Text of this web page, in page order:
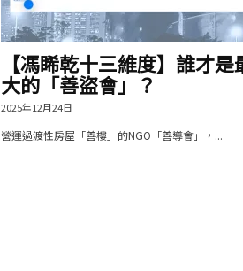
【馮睎乾十三維度】誰才是
大的「善盜會」？
2025年12月24日
營運過渡性房屋「善樓」的NGO「善導會」，...